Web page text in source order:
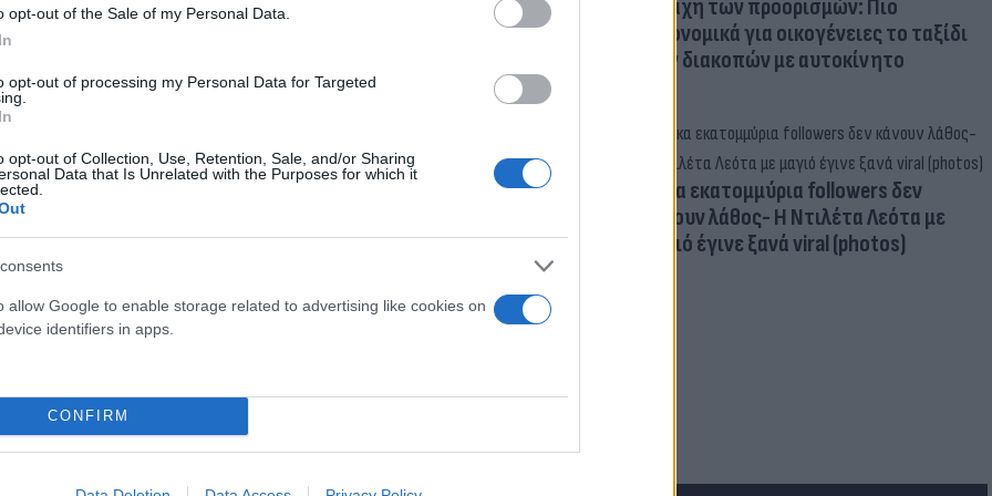
opt-out of the Sale of my Personal Data.
opt-out of processing my Personal Data for Targeted
opt-out of Collection, Use, Retention, Sale, and/or Sharing
Data that Is Unrelated with the Purposes for which it
allow Google to enable storage related to advertising like cookies on
identifiers in apps.
CONFIRM
Η μάχη των προορισμών: Πιο
οικονομικά για οικογένειες το ταξίδι
των διακοπών με αυτοκίνητο
το χαμένο βάρος;
μας
Τουρκία: Μετά το... φρένο για τα F-35
Δέκα εκατομμύρια followers δεν
κάνουν λάθος- Η Ντιλέτα Λεότα με
μαγιό έγινε ξανά viral (photos)